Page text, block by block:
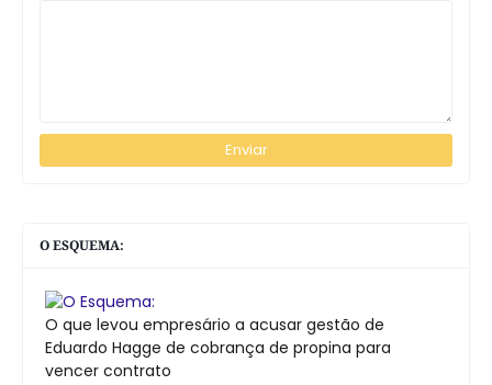
O ESQUEMA:
O que levou empresário a acusar gestão de
Eduardo Hagge de cobrança de propina para
vencer contrato